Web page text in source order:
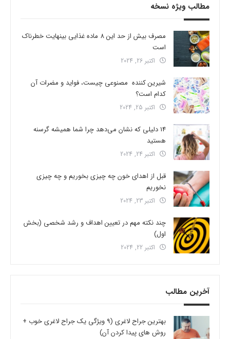
مطالب ویژه نسخه
مصرف بیش از حد این 8 ماده غذایی بینهایت خطرناک
است
اکتبر 26, 2024
شیرین کننده مصنوعی چیست، فواید و مضرات آن
کدام است؟
اکتبر 25, 2024
14 دلیلی که نشان می‌دهد چرا شما همیشه گرسنه
هستید
اکتبر 24, 2024
قبل از اهدای خون چه چیزی بخوریم و چه چیزی
نخوریم
اکتبر 23, 2024
چند نکته مهم در تعیین اهداف و رشد شخصی (بخش
اول)
اکتبر 22, 2024
آخرین مطالب
بهترین جراح لاغری (9 ویژگی یک جراح لاغری خوب +
روش های پیدا کردن آن)